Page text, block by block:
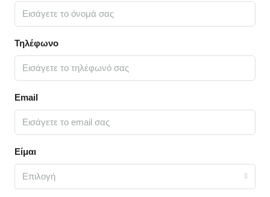
Τηλέφωνο
Email
Είμαι
Επιλογή